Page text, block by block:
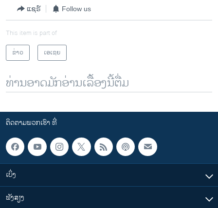
ແຊຣ໌ Follow us
This item is part of
ຂ່າວ
ເອເຊຍ
ທ່ານອາດມັກອ່ານເລື້ອງນີ້ຕື່ມ
ຕິດຕາມພວກເຮົາ ທີ່
ເບິ່ງ
ຟັງສຽງ